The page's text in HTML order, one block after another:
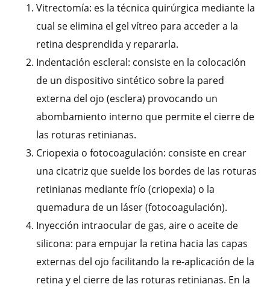
Vitrectomía: es la técnica quirúrgica mediante la
cual se elimina el gel vítreo para acceder a la
retina desprendida y repararla.
Indentación escleral: consiste en la colocación
de un dispositivo sintético sobre la pared
externa del ojo (esclera) provocando un
abombamiento interno que permite el cierre de
las roturas retinianas.
Criopexia o fotocoagulación: consiste en crear
una cicatriz que suelde los bordes de las roturas
retinianas mediante frío (criopexia) o la
quemadura de un láser (fotocoagulación).
Inyección intraocular de gas, aire o aceite de
silicona: para empujar la retina hacia las capas
externas del ojo facilitando la re-aplicación de la
retina y el cierre de las roturas retinianas. En la